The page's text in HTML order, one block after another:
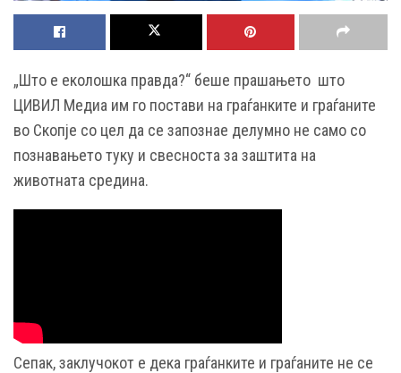
„Што е еколошка правда?“ беше прашањето што
ЦИВИЛ Медиа им го постави на граѓанките и граѓаните
во Скопје со цел да се запознае делумно не само со
познавањето туку и свесноста за заштита на
животната средина.
Сепак, заклучокот е дека граѓанките и граѓаните не се